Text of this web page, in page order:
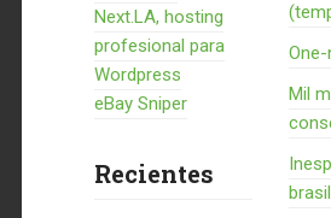
Next.LA, hosting
profesional para
Wordpress
eBay Sniper
Recientes
Mil